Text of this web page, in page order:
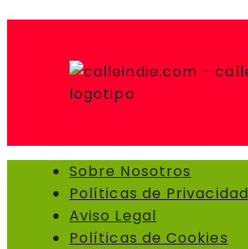
Sobre Nosotros
Políticas de Privacidad
Aviso Legal
Políticas de Cookies